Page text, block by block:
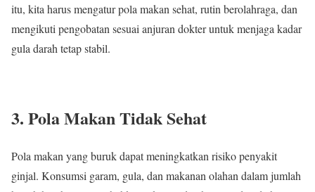
itu, kita harus mengatur pola makan sehat, rutin berolahraga, dan
mengikuti pengobatan sesuai anjuran dokter untuk menjaga kadar
gula darah tetap stabil.
3. Pola Makan Tidak Sehat
Pola makan yang buruk dapat meningkatkan risiko penyakit
ginjal. Konsumsi garam, gula, dan makanan olahan dalam jumlah